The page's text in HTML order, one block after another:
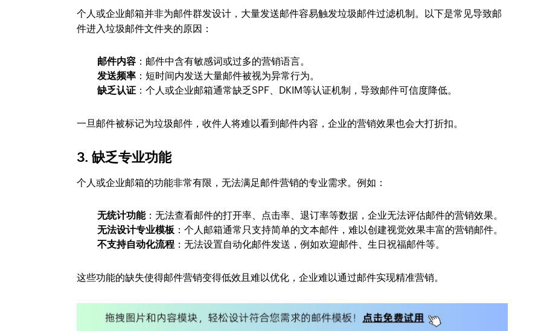
个人或企业邮箱并非为邮件群发设计，大量发送邮件容易触发垃圾邮件过滤机制。以下是常见导致邮
件进入垃圾邮件文件夹的原因：
邮件内容 ：邮件中含有敏感词或过多的营销语言。
发送频率 ：短时间内发送大量邮件被视为异常行为。
缺乏认证 ：个人或企业邮箱通常缺乏SPF、DKIM等认证机制，导致邮件可信度降低。
一旦邮件被标记为垃圾邮件，收件人将难以看到邮件内容，企业的营销效果也会大打折扣。
3.缺乏专业功能
个人或企业邮箱的功能非常有限，无法满足邮件营销的专业需求。例如：
无统计功能：无法查看邮件的打开率、点击率、退订率等数据，企业无法评估邮件的营销效果。
无法设计专业模板 ：个人邮箱通常只支持简单的文本邮件，难以创建视觉效果丰富的营销邮件。
不支持自动化流程 ：无法设置自动化邮件发送，例如欢迎邮件、生日祝福邮件等。
这些功能的缺失使得邮件营销变得低效且难以优化，企业难以通过邮件实现精准营销。